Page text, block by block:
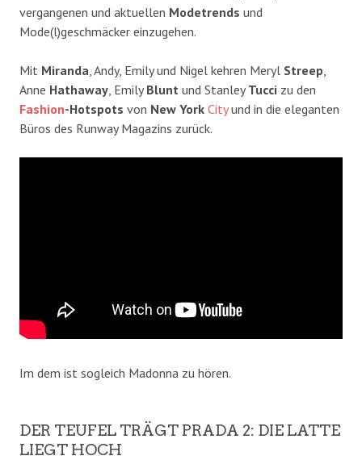
vergangenen und aktuellen Modetrends und
Mode(l)geschmäcker einzugehen.
Mit Miranda , Andy, Emily und Nigel kehren Meryl Streep
Anne Hathaway , EmilyBlunt und StanleyTucci zu den
Fashion-Hotspots von New York Cityund in die eleganten
Büros des Runway Magazins zurück.
Im dem ist sogleich Madonna zu hören.
DER TEUFEL TRÄGT PRADA 2: DIE LATTE
LIEGT HOCH